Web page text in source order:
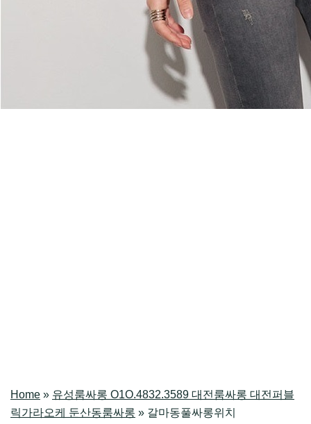
Home » 유성룸싸롱 O1O.4832.3589 대전룸싸롱 대전퍼블
릭가라오케 둔산동룸싸롱 » 갈마동풀싸롱위치